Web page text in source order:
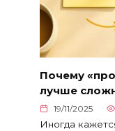
Почему
лучше
19/11/2025
Иногда